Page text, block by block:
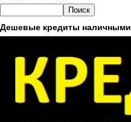
Дешевые кредиты наличными